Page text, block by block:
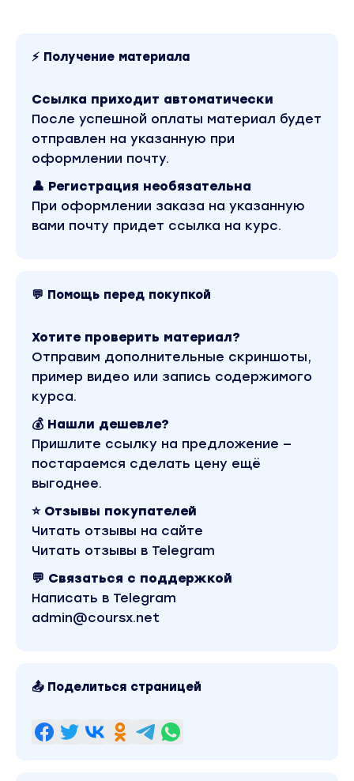
прибыльные и «надо подождать»
Определим стратегию участия в торгах
Сделаем правильный расчет
рентабельности, максимальной ставки по
технике юнит экономики
3 ЧАСТЬ Проверка опасных объектов
Кто такой организатор торгов и как с ним
вашей стороне и как с ним выстроить
рабочие отношения;
залогодержателя и организатора торгов;
Научитесь удаленно проверять имущество в
любой точке России;
Научитесь собирать удаленно полный пакет
нужных для анализа документов по
объекту;
Научимся отсеивать «опасные» объекты
4 ЧАСТЬ Подготовка + участие в торгах:
Разберем виды торгов
Как заказать ЭЦП?
Регистрация и аккредитация на ЭТП
Гайд по ЭТП
Определяем какой пакет документов
заявке
задаток
Перечисляем задаток правильной суммой
⚡ Получение материала
Ссылка приходит автоматически
После успешной оплаты материал будет
отправлен на указанную при
оформлении почту.
👤 Регистрация необязательна
При оформлении заказа на указанную
вами почту придет ссылка на курс.
💬 Помощь перед покупкой
Хотите проверить материал?
Отправим дополнительные скриншоты,
пример видео или запись содержимого
курса.
💰 Нашли дешевле?
Пришлите ссылку на предложение —
постараемся сделать цену ещё
выгоднее.
⭐ Отзывы покупателей
Читать отзывы на сайте
Читать отзывы в Telegram
💬 Связаться с поддержкой
Написать в Telegram
admin@coursx.net
📤 Поделиться страницей